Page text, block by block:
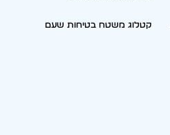
קטלוג משטח בטיחות שעם